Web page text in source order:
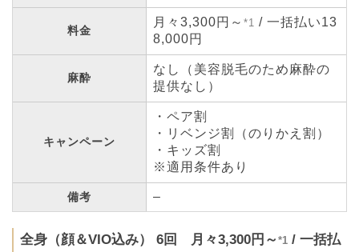
料金
月々3,300円～ *1 / 一括払い13
8,000円
麻酔
なし（美容脱毛のため麻酔の
提供なし）
キャンペーン
・ペア割
・リベンジ割（のりかえ割）
・キッズ割
※適用条件あり
備考 –
全身（顔＆VIO込み） 6回 月々3,300円～ *1 / 一括払